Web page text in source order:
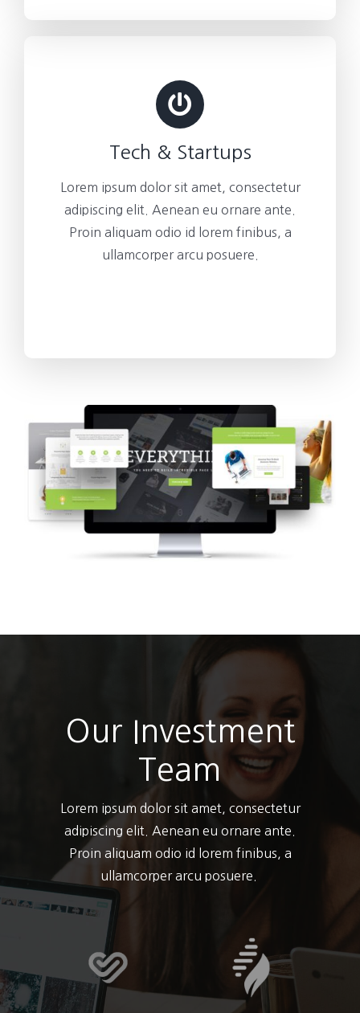
Tech & Startups
Lorem ipsum dolor sit amet, consectetur
adipiscing elit. Aenean eu ornare ante.
Proin aliquam odio id lorem finibus, a
ullamcorper arcu posuere.
Our Investment
Team
Lorem ipsum dolor sit amet, consectetur
adipiscing elit. Aenean eu ornare ante.
Proin aliquam odio id lorem finibus, a
ullamcorper arcu posuere.